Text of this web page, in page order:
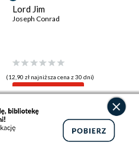
Lord Jim
Joseph Conrad
(12,90 zł najniższa cena z 30 dni)
19.92 zł
24.90zł